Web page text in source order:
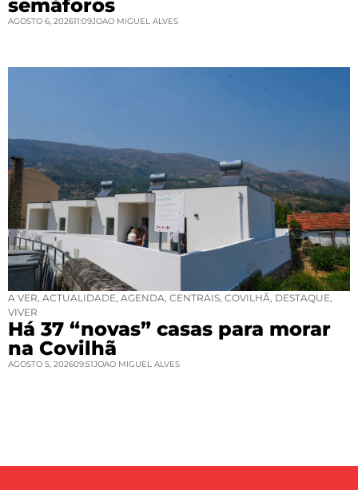
semáforos
AGOSTO 6, 202611:09JOAO MIGUEL ALVES
A VER, ACTUALIDADE, AGENDA, CENTRAIS, COVILHÃ, DESTAQUE,
VIVER
Há 37 “novas” casas para morar
na Covilhã
AGOSTO 5, 202609:51JOAO MIGUEL ALVES